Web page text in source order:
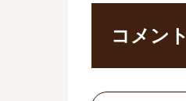
コメント